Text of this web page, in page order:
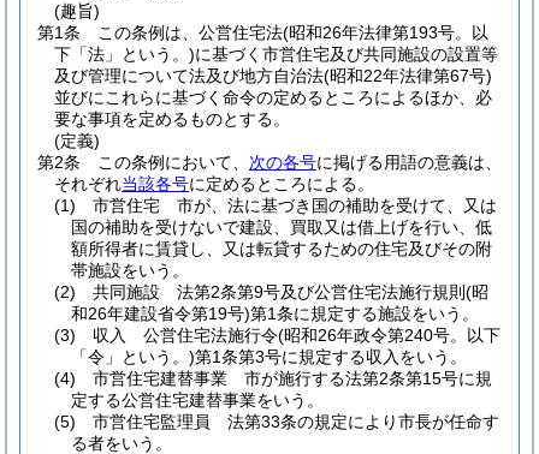
(趣旨)
第1条
この条例は、公営住宅法(昭和26年法律第193号。以
下「法」という。)に基づく市営住宅及び共同施設の設置等
及び管理について法及び地方自治法(昭和22年法律第67号)
並びにこれらに基づく命令の定めるところによるほか、必
要な事項を定めるものとする。
(定義)
第2条
この条例において、 次の各号に掲げる用語の意義は、
それぞれ当該各号に定めるところによる。
(1)
市営住宅 市が、法に基づき国の補助を受けて、又は
国の補助を受けないで建設、買取又は借上げを行い、低
額所得者に賃貸し、又は転貸するための住宅及びその附
帯施設をいう。
(2)
共同施設 法第2条第9号及び公営住宅法施行規則 (昭
和26年建設省令第19号)第1条に規定する施設をいう。
(3)
収入 公営住宅法施行令(昭和26年政令第240号。以下
「令」という。)第1条第3号に規定する収入をいう。
(4)
市営住宅建替事業 市が施行する法第2条第15号に規
定する公営住宅建替事業をいう。
(5)
市営住宅監理員 法第33条の規定により市長が任命す
る者をいう。